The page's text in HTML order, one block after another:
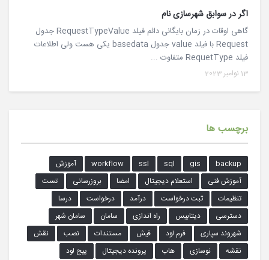
اگر در سوابق شهرسازی نام
گاهی اوقات در زمان بایگانی دائم فیلد RequestTypeValue جدول
Request با فیلد value جدول basedata یکی هست ولی اطلاعات
فیلد RequetType متفاوت ...
13 نوامبر 2023
برچسب ها
backup
gis
sql
ssl
workflow
آموزش
آموزش فنی
استعلام دیجیتال امضا بروزرسانی
تست
تنظیمات
ثبت درخواست درآمد درخواست
درسا
دسترسی
دیتابیس راه اندازی سامان
سامان شهر
شهروند سپاری
فرم لود فیش مستندات نصب
نقش
نقشه
نوسازی هاب پرونده دیجیتال
پیج لود